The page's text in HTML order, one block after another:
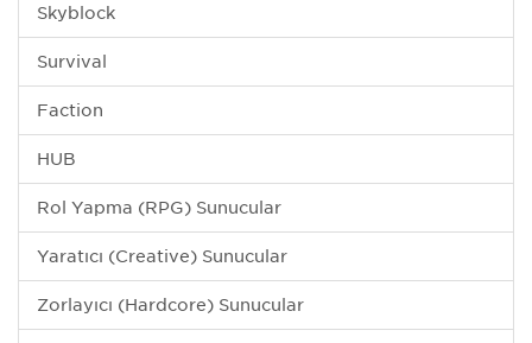
Skyblock
Survival
Faction
HUB
Rol Yapma (RPG) Sunucular
Yaratıcı (Creative) Sunucular
Zorlayıcı (Hardcore) Sunucular